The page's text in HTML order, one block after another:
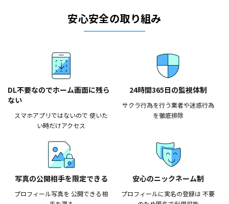
安心安全の取り組み
DL不要なのでホーム画面に残ら
ない
スマホアプリではないので 使いた
い時だけアクセス
24時間365日の監視体制
サクラ行為を行う業者や迷惑行為
を徹底排除
写真の公開相手を限定できる
プロフィール写真を 公開できる相
安心のニックネーム制
プロフィールに実名の登録は 不要